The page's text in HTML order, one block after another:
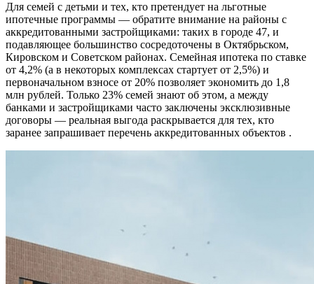
Для семей с детьми и тех, кто претендует на льготные
ипотечные программы — обратите внимание на районы с
аккредитованными застройщиками: таких в городе 47, и
подавляющее большинство сосредоточены в Октябрьском,
Кировском и Советском районах. Семейная ипотека по ставке
от 4,2% (а в некоторых комплексах стартует от 2,5%) и
первоначальном взносе от 20% позволяет экономить до 1,8
млн рублей. Только 23% семей знают об этом, а между
банками и застройщиками часто заключены эксклюзивные
договоры — реальная выгода раскрывается для тех, кто
заранее запрашивает перечень аккредитованных объектов .